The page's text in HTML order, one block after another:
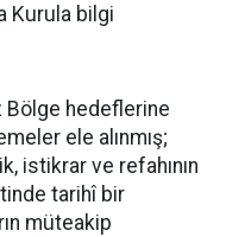
Kurula bilgi
Bölge hedeflerine
ele alınmış;
istikrar ve refahının
tarihî bir
müteakip